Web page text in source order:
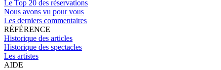
Le Top 20 des réservations
Nous avons vu pour vous
Les derniers commentaires
RÉFÉRENCE
Historique des articles
Historique des spectacles
Les artistes
AIDE